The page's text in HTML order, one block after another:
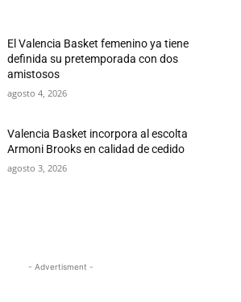
El Valencia Basket femenino ya tiene
definida su pretemporada con dos
amistosos
agosto 4, 2026
Valencia Basket incorpora al escolta
Armoni Brooks en calidad de cedido
agosto 3, 2026
- Advertisment -